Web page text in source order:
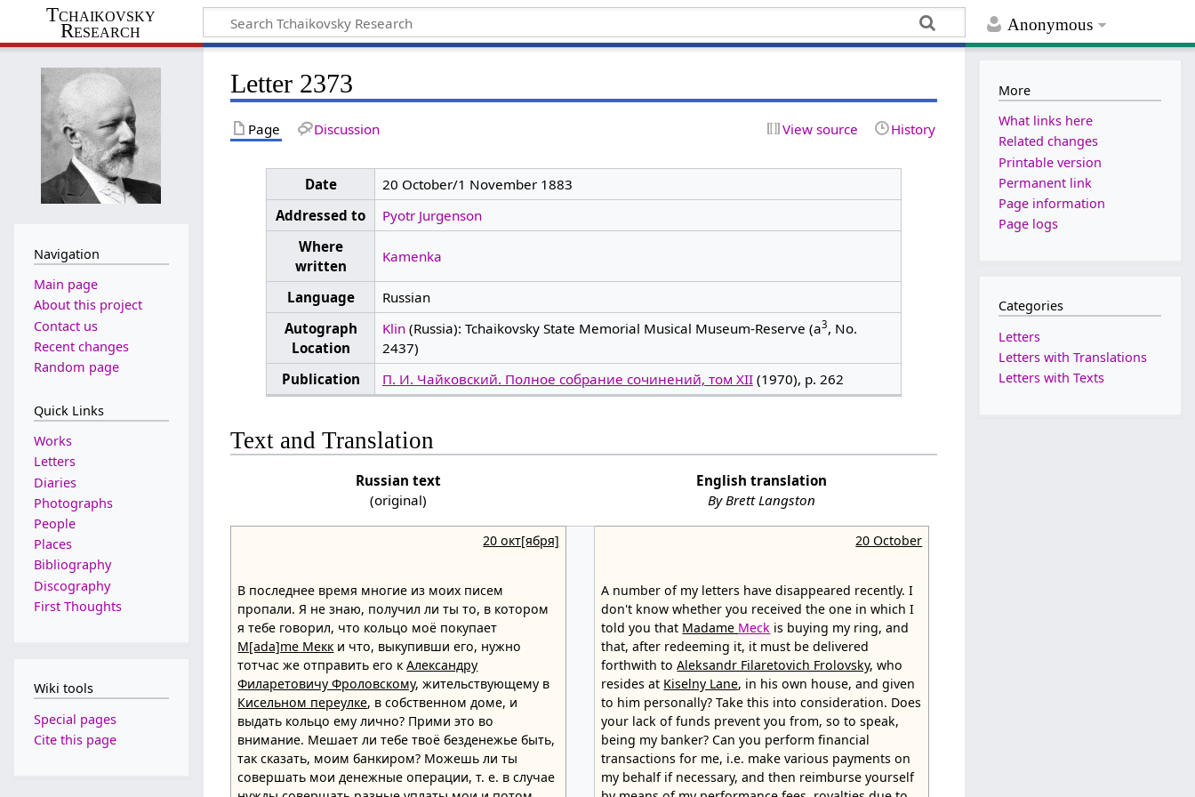
Anonymous
Tchaikovsky
Research
Letter 2373
Page Discussion View source History
Date
20 October/1 November 1883
Addressed to
Pyotr Jurgenson
Where
written
Kamenka
Language
Russian
Autograph
Location
Klin(Russia): Tchaikovsky State Memorial Musical Museum-Reserve (a3, No.
2437)
Publication
П. И. Чайковский. Полное собрание сочинений, том XII(1970), p. 262
Text and Translation
Russian text
(original)
English translation
By Brett Langston
20 окт[ября]
В последнее время многие из моих писем
пропали. Я не знаю, получил ли ты то, в котором
я тебе говорил, что кольцо моё покупает
M[ada]me Мекк и что, выкупивши его, нужно
тотчас же отправить его кАлександру
Филаретовичу Фроловскому, жительствующему в
Кисельном переулке, в собственном доме, и
выдать кольцо ему лично? Прими это во
внимание. Мешает ли тебе твоё безденежье быть,
так сказать, моим банкиром? Можешь ли ты
совершать мои денежные операции, т. е. в случае
20 October
A number of my letters have disappeared recently. I
don't know whether you received the one in which I
told you that Madame Meck is buying my ring, and
that, after redeeming it, it must be delivered
forthwith toAleksandr Filaretovich Frolovsky, who
resides at Kiselny Lane, in his own house, and given
to him personally? Take this into consideration. Does
your lack of funds prevent you from, so to speak,
being my banker? Can you perform financial
transactions for me, i.e. make various payments on
my behalf if necessary, and then reimburse yourself
Navigation
Main page
About this project
Contact us
Recent changes
Random page
Quick Links
Works
Letters
Diaries
Photographs
People
Places
Bibliography
Discography
First Thoughts
Wiki tools
Special pages
Cite this page
More
What links here
Related changes
Printable version
Permanent link
Page information
Page logs
Categories
Letters
Letters with Translations
Letters with Texts